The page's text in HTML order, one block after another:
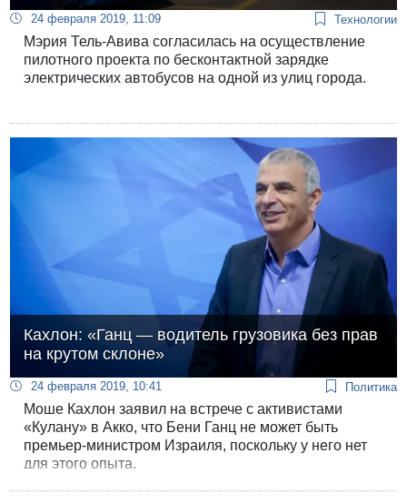
24 февраля 2019, 11:09 Технологии
Мэрия Тель-Авива согласилась на осуществление
пилотного проекта по бесконтактной зарядке
электрических автобусов на одной из улиц города.
Кахлон: «Ганц — водитель грузовика без прав
на крутом склоне»
24 февраля 2019, 10:41 Политика
Моше Кахлон заявил на встрече с активистами
«Кулану» в Акко, что Бени Ганц не может быть
премьер-министром Израиля, поскольку у него нет
для этого опыта.